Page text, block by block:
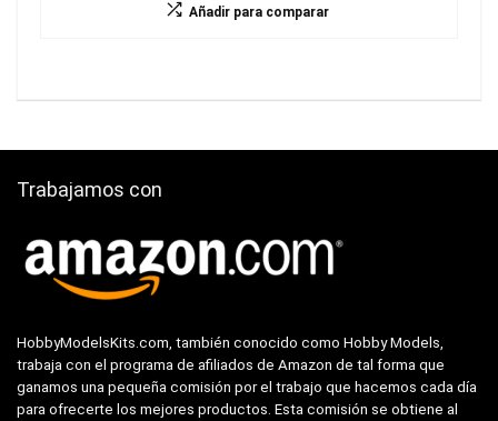
Añadir para comparar
Trabajamos con
HobbyModelsKits.com, también conocido como Hobby Models,
trabaja con el programa de afiliados de Amazon de tal forma que
ganamos una pequeña comisión por el trabajo que hacemos cada día
para ofrecerte los mejores productos. Esta comisión se obtiene al